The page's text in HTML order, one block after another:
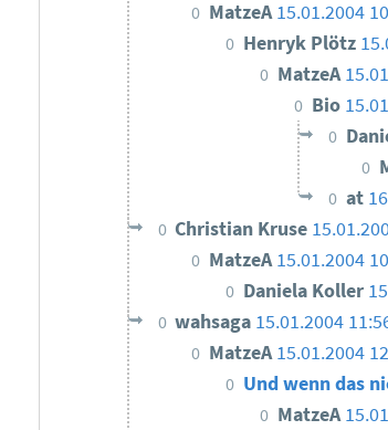
0 MatzeA15.01.2004
0 Henryk Plötz
0 MatzeA
0 Bio
0
0
0 at
0 Christian Kruse
0 MatzeA15.01.2004
0 Daniela Koller
0 wahsaga 15.01.2004
0 MatzeA15.01.2004
0 Und wenn das
0 MatzeA